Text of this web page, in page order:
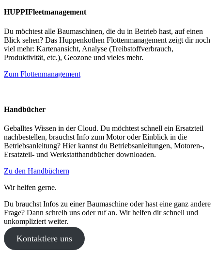
HUPPIFleetmanagement
Du möchtest alle Baumaschinen, die du in Betrieb hast, auf einen
Blick sehen? Das Huppenkothen Flottenmanagement zeigt dir noch
viel mehr: Kartenansicht, Analyse (Treibstoffverbrauch,
Produktivität, etc.), Geozone und vieles mehr.
Zum Flottenmanagement
Handbücher
Geballtes Wissen in der Cloud. Du möchtest schnell ein Ersatzteil
nachbestellen, brauchst Info zum Motor oder Einblick in die
Betriebsanleitung? Hier kannst du Betriebsanleitungen, Motoren-,
Ersatzteil- und Werkstatthandbücher downloaden.
Zu den Handbüchern
Wir helfen gerne.
Du brauchst Infos zu einer Baumaschine oder hast eine ganz andere
Frage? Dann schreib uns oder ruf an. Wir helfen dir schnell und
unkompliziert weiter.
Kontaktiere uns